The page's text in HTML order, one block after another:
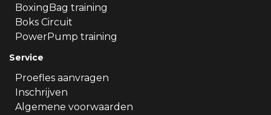
BoxingBag training
Boks Circuit
PowerPump training
Service
Proefles aanvragen
Inschrijven
Algemene voorwaarden